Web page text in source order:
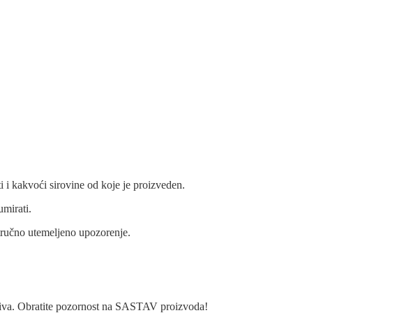
i kakvoći sirovine od koje je proizveden.
utemeljeno upozorenje.
Obratite pozornost na SASTAV proizvoda!